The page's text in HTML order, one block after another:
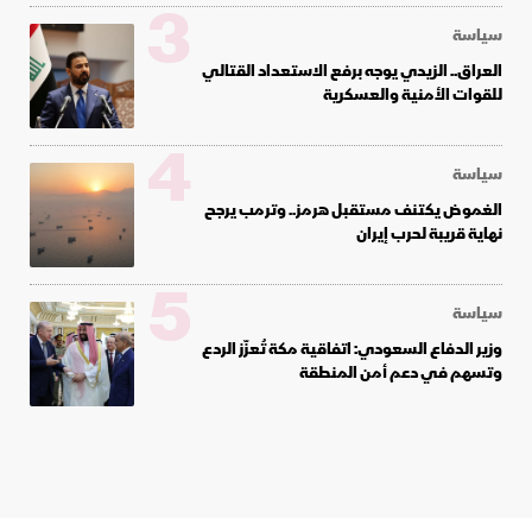
سياسة
العراق.. الزيدي يوجه برفع الاستعداد القتالي
للقوات الأمنية والعسكرية
3
سياسة
الغموض يكتنف مستقبل هرمز.. وترمب يرجح
نهاية قريبة لحرب إيران
4
سياسة
وزير الدفاع السعودي: اتفاقية مكة تُعزّز الردع
وتسهم في دعم أمن المنطقة
5